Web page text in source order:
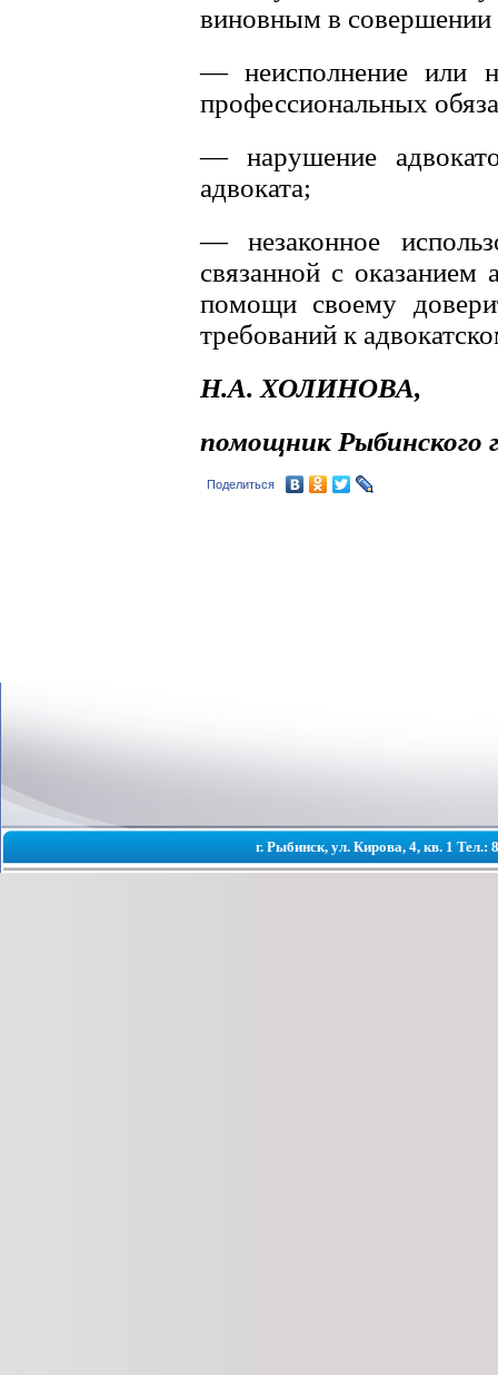
виновным в
— неисполнение или
профессиональных
— нарушение
адвоката;
— незаконное
связанной с оказанием
помощи своему
требований к
Н.А. ХОЛИНОВА,
помощник Рыбинского
Поделиться
г. Рыбинск, ул. Кирова, 4, кв. 1 Тел.: